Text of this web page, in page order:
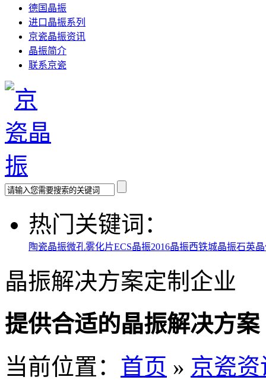
德国晶振
进口晶振系列
京瓷晶振资讯
晶振简介
联系京瓷
热门关键词：
陶瓷晶振微孔雾化片ECS晶振2016晶振西铁城晶振石英
晶振解决方案定制企业
提供合适的晶振解决方案
当前位置 ： 首页 » 京瓷资